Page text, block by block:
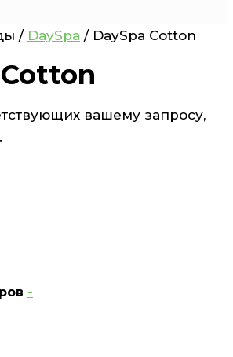
-
/ DaySpa / DaySpa Cotton
вашему запросу,